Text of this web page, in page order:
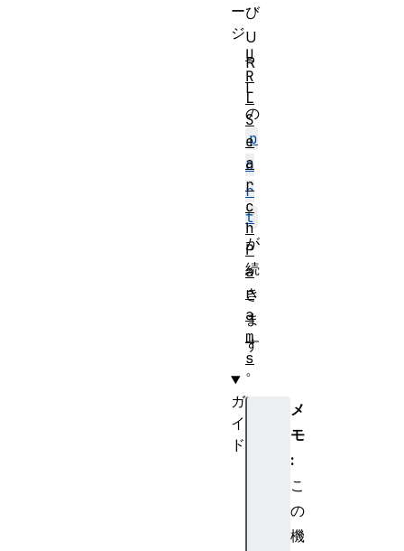
び
U
R
L
の
p
o
r
t
が
続
き
ま
す
。
メ
モ
:
こ
の
機
ー
ジ
U
R
L
S
e
a
r
c
h
P
a
r
a
m
s
ガ
イ
ド